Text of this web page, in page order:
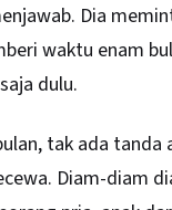
Dia
waktu enam
dulu.
tak ada tanda
Diam-diam